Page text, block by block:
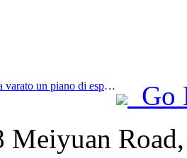
Prev:Il Guangdong ha varato un piano di espansione della capacità del settore dei servizi per trasformare la Greater Bay Area in una destinazione turistica di livello mondiale.
Go